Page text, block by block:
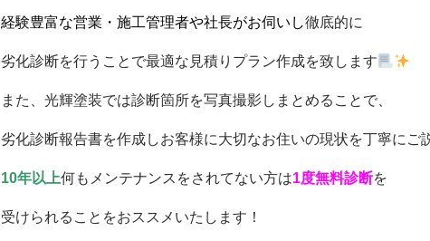
経験豊富な営業・施工管理者や社長がお伺いし徹底的に
劣化診断を行うことで最適な見積りプラン作成を致します
また、光輝塗装では診断箇所を写真撮影しまとめることで、
劣化診断報告書を作成しお客様に大切なお住いの現状を丁寧にご
10年以上何もメンテナンスをされてない方は1度無料診断を
受けられることをおススメいたします！